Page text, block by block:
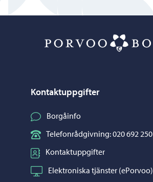
Kontaktuppgifter
Borgåinfo
Telefonrådgivning: 020 692 250
Kontaktuppgifter
Elektroniska tjänster (ePorvoo)